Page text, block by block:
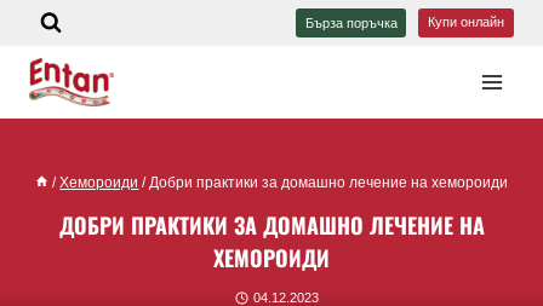
Бърза поръчка Купи онлайн
/ Хемороиди / Добри практики за домашно лечение на хемороиди
ДОБРИ ПРАКТИКИ ЗА ДОМАШНО ЛЕЧЕНИЕ НА
ХЕМОРОИДИ
04.12.2023